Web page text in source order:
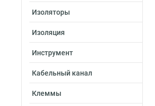
Изоляторы
Изоляция
Инструмент
Кабельный канал
Клеммы